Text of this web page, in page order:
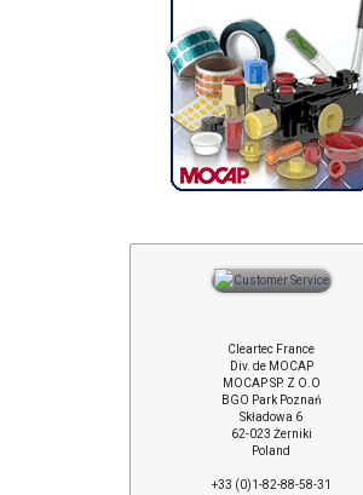
Cleartec France
Div. de MOCAP
MOCAP SP. Z O.O
BGO Park Poznań
Składowa 6
62-023 Żerniki
Poland
+33 (0)1-82-88-58-31